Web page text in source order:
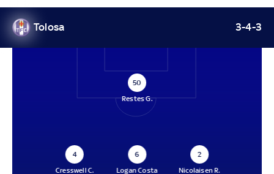
Tolosa 3-4-3
50
Restes G.
4
Cresswell C.
6
Logan Costa
2
Nicolaisen R.